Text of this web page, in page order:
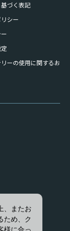
づく表記
シー
ーの使用に関するお
、またお
ため、ク